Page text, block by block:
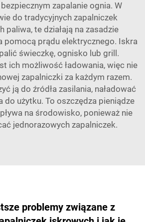
zapalanie ognia. W
do tradycyjnych zapalniczek
paliwa, te działają na zasadzie
pomocą prądu elektrycznego. Iskra
świeczkę, ognisko lub grill.
ich możliwość ładowania, więc nie
zapalniczki za każdym razem.
ją do źródła zasilania, naładować
do użytku. To oszczędza pieniądze
na środowisko, ponieważ nie
jednorazowych zapalniczek.
problemy związane z